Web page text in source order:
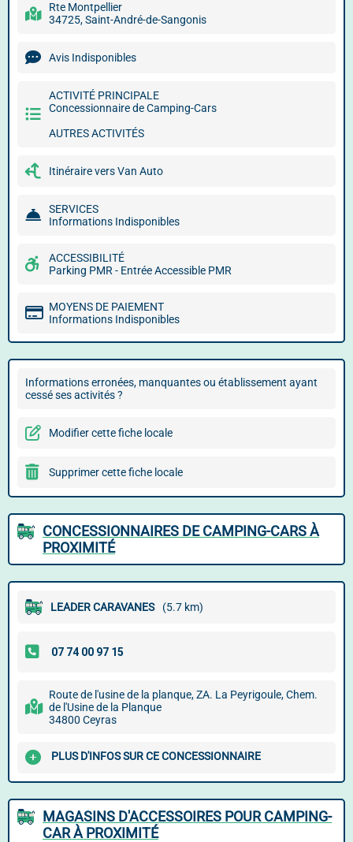
Rte Montpellier
34725, Saint-André-de-Sangonis
Avis Indisponibles
ACTIVITÉ PRINCIPALE
Concessionnaire de Camping-Cars
AUTRES ACTIVITÉS
Itinéraire vers Van Auto
SERVICES
Informations Indisponibles
ACCESSIBILITÉ
Parking PMR - Entrée Accessible PMR
MOYENS DE PAIEMENT
Informations Indisponibles
Informations erronées, manquantes ou établissement ayant
cessé ses activités ?
Modifier cette fiche locale
Supprimer cette fiche locale
CONCESSIONNAIRES DE CAMPING-CARS À
PROXIMITÉ
LEADER CARAVANES (5.7 km)
Route de l'usine de la planque, ZA. La Peyrigoule, Chem.
de l'Usine de la Planque
34800 Ceyras
PLUS D'INFOS SUR CE CONCESSIONNAIRE
MAGASINS D'ACCESSOIRES POUR CAMPING-
CAR À PROXIMITÉ